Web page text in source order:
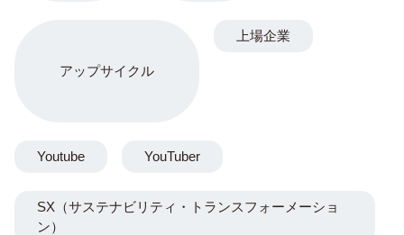
アップサイクル
上場企業
Youtube YouTuber
SX（サステナビリティ・トランスフォーメーショ
ン）